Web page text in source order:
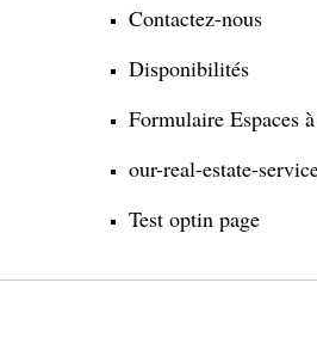
Contactez-nous
Disponibilités
Formulaire Espaces
our-real-estate-
Test optin page